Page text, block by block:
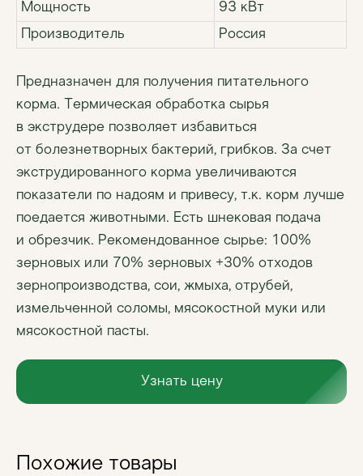
Мощность
93 кВт
Производитель
Россия
Предназначен для получения питательного
корма. Термическая обработка сырья
в экструдере позволяет избавиться
от болезнетворных бактерий, грибков. За счет
экструдированного корма увеличиваются
показатели по надоям и привесу, т.к. корм лучше
поедается животными. Есть шнековая подача
и обрезчик. Рекомендованное сырье: 100%
зерновых или 70% зерновых +30% отходов
зернопроизводства, сои, жмыха, отрубей,
измельченной соломы, мясокостной муки или
мясокостной пасты.
Узнать цену
Похожие товары